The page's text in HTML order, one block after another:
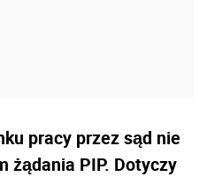
pracy przez sąd nie
żądania PIP. Dotyczy